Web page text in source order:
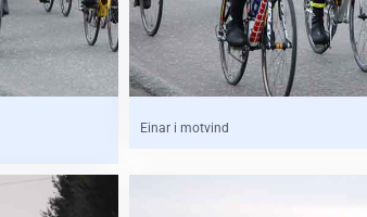
Einar i motvind